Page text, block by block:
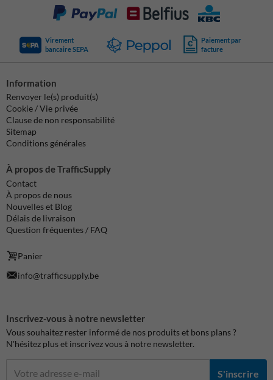
Virement
bancaire SEPA
Paiement par
facture
Information
Renvoyer le(s) produit(s)
Cookie / Vie privée
Clause de non responsabilité
Sitemap
Conditions générales
À propos de TrafficSupply
Contact
À propos de nous
Nouvelles et Blog
Délais de livraison
Question fréquentes / FAQ
Panier
info@trafficsupply.be
Inscrivez-vous à notre newsletter
Vous souhaitez rester informé de nos produits et bons plans ?
N'hésitez plus et inscrivez vous à notre newsletter.
S'inscrire